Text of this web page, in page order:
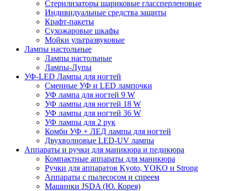
Стерилизаторы шариковые глассперленовые
Индивидуальные средства защиты
Крафт-пакеты
Сухожаровые шкафы
Мойки ультразвуковые
Лампы настольные
Лампы настольные
Лампы-Лупы
УФ-LED Лампы для ногтей
Сменные УФ и LED лампочки
УФ лампа для ногтей 9 W
УФ лампы для ногтей 18 W
УФ лампы для ногтей 36 W
УФ лампы для 2 рук
Комби УФ + ЛЕД лампы для ногтей
Двухволновые LED-UV лампы
Аппараты и ручки для маникюра и педикюра
Компактные аппараты для маникюра
Ручки для аппаратов Kyoto, YOKO и Strong
Аппараты с пылесосом и спреем
Машинки JSDA (Ю. Корея)